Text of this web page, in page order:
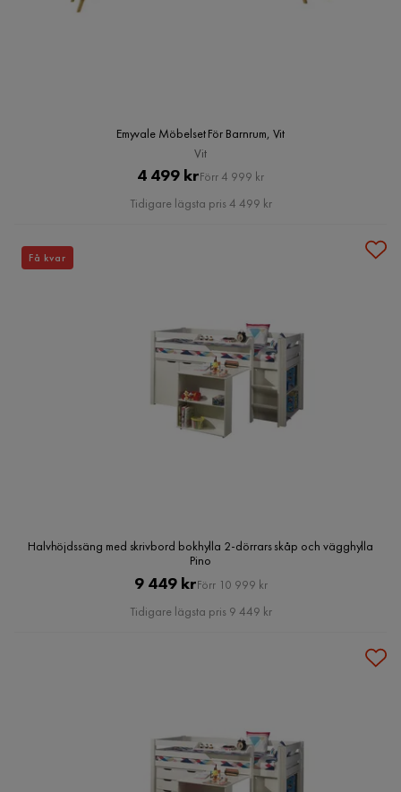
Emyvale Möbelset För Barnrum, Vit
Vit
Pris
4 499 krOriginal
Pris
Förr 4 999 kr
Tidigare lägsta pris 4 499 kr
Halvhöjdssäng med skrivbord bokhylla 2-dörrars skåp och vägghylla
Pino
Pris
9 449 krOriginal
Pris
Förr 10 999 kr
Tidigare lägsta pris 9 449 kr
Få kvar